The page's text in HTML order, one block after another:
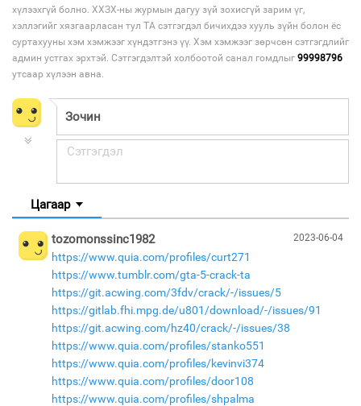
хүлээхгүй болно. ХХЗХ-ны журмын дагуу зүй зохисгүй зарим үг,
хэллэгийг хязгаарласан тул ТА сэтгэгдэл бичихдээ хууль зүйн болон ёс
суртахууны хэм хэмжээг хүндэтгэнэ үү. Хэм хэмжээг зөрчсөн сэтгэгдлийг
админ устгах эрхтэй. Сэтгэгдэлтэй холбоотой санал гомдлыг 99998796
утсаар хүлээн авна.
Цагаар
2023-06-04
tozomonssinc1982
https://www.quia.com/profiles/curt271
https://www.tumblr.com/gta-5-crack-ta
https://git.acwing.com/3fdv/crack/-/issues/5
https://gitlab.fhi.mpg.de/u801/download/-/issues/91
https://git.acwing.com/hz40/crack/-/issues/38
https://www.quia.com/profiles/stanko551
https://www.quia.com/profiles/kevinvi374
https://www.quia.com/profiles/door108
https://www.quia.com/profiles/shpalma